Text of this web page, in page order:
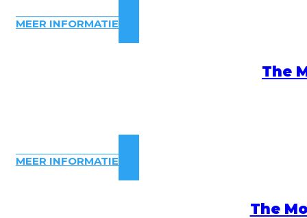
MEER INFORMATIE
The
MEER INFORMATIE
The